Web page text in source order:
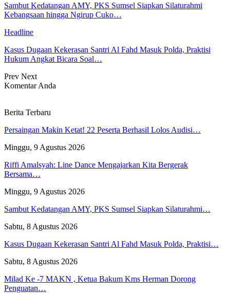
Sambut Kedatangan AMY, PKS Sumsel Siapkan Silaturahmi
Kebangsaan hingga Ngirup Cuko…
Headline
Kasus Dugaan Kekerasan Santri Al Fahd Masuk Polda, Praktisi
Hukum Angkat Bicara Soal…
Prev Next
Komentar Anda
Berita Terbaru
Persaingan Makin Ketat! 22 Peserta Berhasil Lolos Audisi…
Minggu, 9 Agustus 2026
Riffi Amalsyah: Line Dance Mengajarkan Kita Bergerak
Bersama…
Minggu, 9 Agustus 2026
Sambut Kedatangan AMY, PKS Sumsel Siapkan Silaturahmi…
Sabtu, 8 Agustus 2026
Kasus Dugaan Kekerasan Santri Al Fahd Masuk Polda, Praktisi…
Sabtu, 8 Agustus 2026
Milad Ke -7 MAKN , Ketua Bakum Kms Herman Dorong
Penguatan…